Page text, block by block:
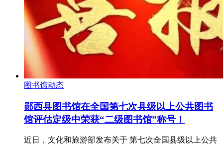
图书馆动态
郧西县图书馆在全国第七次县级以上公共图书
馆评估定级中荣获“二级图书馆”称号！
近日，文化和旅游部发布关于 第七次全国县级以上公共